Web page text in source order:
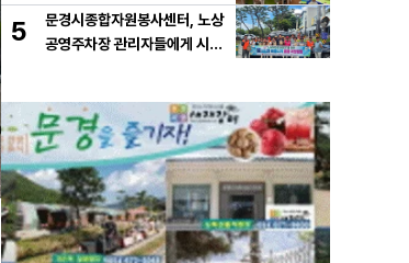
5
문경시종합자원봉사센터, 노상
공영주차장 관리자들에게 시원